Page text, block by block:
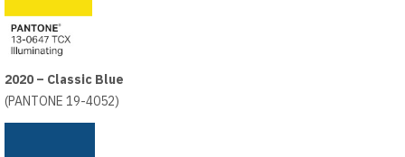
2020 – Classic Blue
(PANTONE 19-4052)